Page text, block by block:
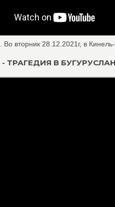
Во вторник 28.12.2021г, в
- ТРАГЕДИЯ В